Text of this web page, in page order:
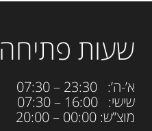
שעות פתיחה
א’-ה’: 23:30 – 07:30
שישי: 16:00 – 07:30
מוצ”ש: 00:00 – 20:00